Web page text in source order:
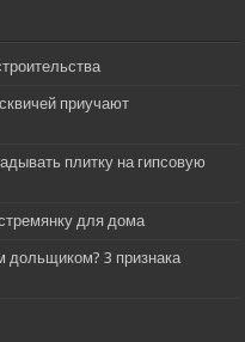
приучают
плитку на гипсовую
для дома
дольщиком? 3 признака